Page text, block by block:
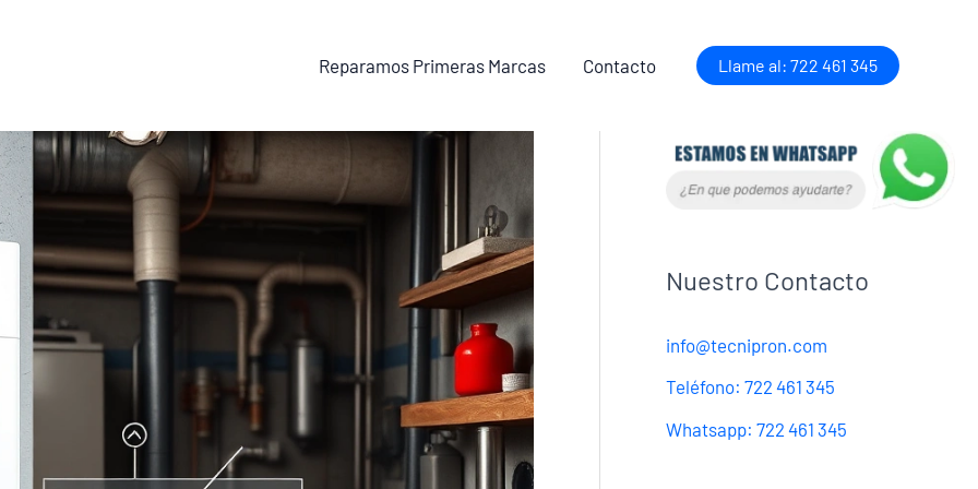
Reparamos Primeras Marcas Contacto Llame al: 722 461 345
Nuestro Contacto
info@tecnipron.com
Teléfono: 722 461 345
Whatsapp: 722 461 345